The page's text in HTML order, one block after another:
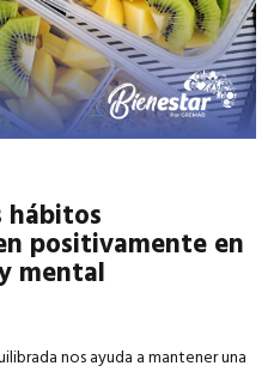
hábitos
positivamente en
mental
nos ayuda a mantener una